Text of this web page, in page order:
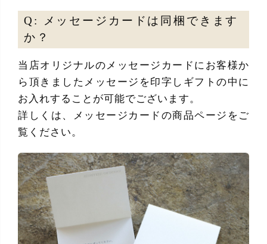
Q: メッセージカードは同梱できます
か？
当店オリジナルのメッセージカードにお客様か
ら頂きましたメッセージを印字しギフトの中に
お入れすることが可能でございます。
詳しくは、メッセージカードの商品ページをご
覧ください。